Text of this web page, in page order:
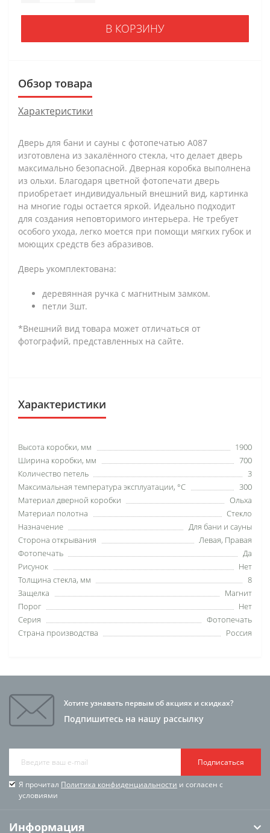
В КОРЗИНУ
Обзор товара
Характеристики
Дверь для бани и сауны с фотопечатью А087
изготовлена из закалённого стекла, что делает дверь
максимально безопасной. Дверная коробка выполнена
из ольхи. Благодаря цветной фотопечати дверь
приобретает индивидуальный внешний вид, картинка
на многие годы остается яркой. Идеально подходит
для создания неповторимого интерьера. Не требует
особого ухода, легко моется при помощи мягких губок и
моющих средств без абразивов.
Дверь укомплектована:
деревянная ручка с магнитным замком.
петли 3шт.
*Внешний вид товара может отличаться от
фотографий, представленных на сайте.
Характеристики
Высота коробки, мм
1900
Ширина коробки, мм
700
Количество петель
3
Максимальная температура эксплуатации, °C
300
Материал дверной коробки
Ольха
Материал полотна
Стекло
Назначение
Для бани и сауны
Сторона открывания
Левая, Правая
Фотопечать
Да
Рисунок
Нет
Толщина стекла, мм
8
Защелка
Магнит
Порог
Нет
Серия
Фотопечать
Страна производства
Россия
Хотите узнавать первым об акциях и скидках?
Подпишитесь на нашу рассылку
Подписаться
Я прочитал Политика конфиденциальности и согласен с
условиями
Информация